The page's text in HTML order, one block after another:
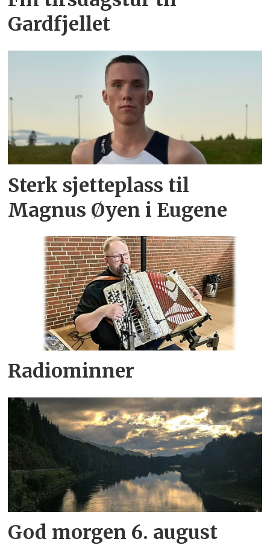
Gardfjellet
Sterk sjetteplass til
Magnus Øyen i Eugene
Radiominner
God morgen 6. august